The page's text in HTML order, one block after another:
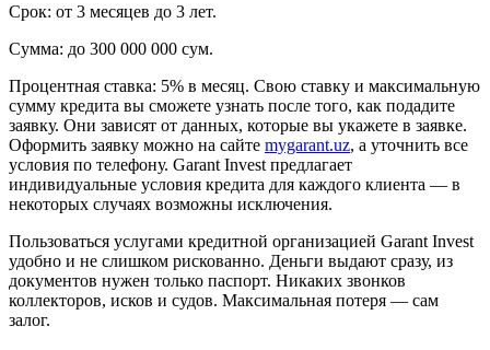
Срок: от 3 месяцев до 3 лет.
Сумма: до 300 000 000 сум.
Процентная ставка: 5% в месяц. Свою ставку и максимальную
сумму кредита вы сможете узнать после того, как подадите
заявку. Они зависят от данных, которые вы укажете в заявке.
Оформить заявку можно на сайте mygarant.uz, а уточнить все
условия по телефону. Garant Invest предлагает
индивидуальные условия кредита для каждого клиента — в
некоторых случаях возможны исключения.
Пользоваться услугами кредитной организацией Garant Invest
удобно и не слишком рискованно. Деньги выдают сразу, из
документов нужен только паспорт. Никаких звонков
коллекторов, исков и судов. Максимальная потеря — сам
залог.